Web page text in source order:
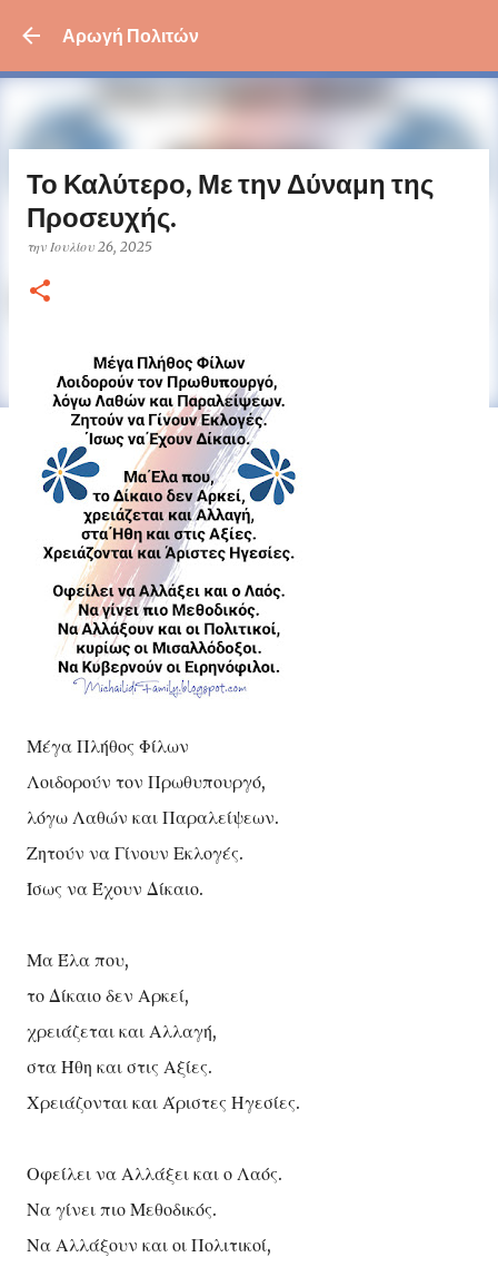
Αρωγή Πολιτών
Το Καλύτερο, Με την Δύναμη της
Προσευχής.
την Ιουλίου 26, 2025
Μέγα Πλήθος Φίλων
Λοιδορούν τον Πρωθυπουργό,
λόγω Λαθών και Παραλείψεων.
Ζητούν να Γίνουν Εκλογές.
Ίσως να Έχουν Δίκαιο.
Μα Έλα που,
το Δίκαιο δεν Αρκεί,
χρειάζεται και Αλλαγή,
στα Ήθη και στις Αξίες.
Χρειάζονται και Άριστες Ηγεσίες.
Οφείλει να Αλλάξει και ο Λαός.
Να γίνει πιο Μεθοδικός.
Να Αλλάξουν και οι Πολιτικοί,